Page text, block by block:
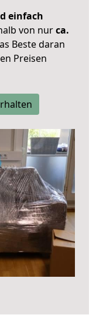
einfach
von nurca.
Beste daran
Preisen